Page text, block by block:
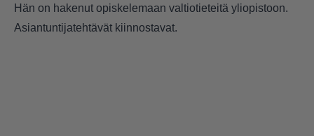
Hän on hakenut opiskelemaan valtiotieteitä yliopistoon.
Asiantuntijatehtävät kiinnostavat.